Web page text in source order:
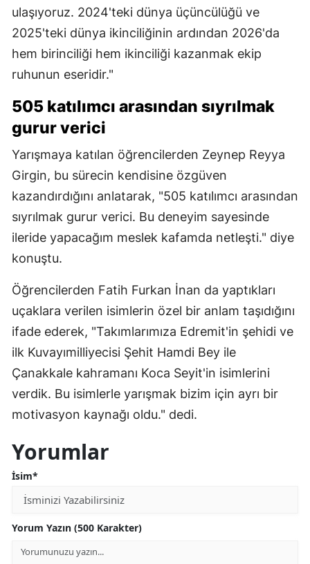
ulaşıyoruz. 2024'teki dünya üçüncülüğü ve
2025'teki dünya ikinciliğinin ardından 2026'da
hem birinciliği hem ikinciliği kazanmak ekip
ruhunun eseridir."
505 katılımcı arasından sıyrılmak
gurur verici
Yarışmaya katılan öğrencilerden Zeynep Reyya
Girgin, bu sürecin kendisine özgüven
kazandırdığını anlatarak, "505 katılımcı arasından
sıyrılmak gurur verici. Bu deneyim sayesinde
ileride yapacağım meslek kafamda netleşti." diye
konuştu.
Öğrencilerden Fatih Furkan İnan da yaptıkları
uçaklara verilen isimlerin özel bir anlam taşıdığını
ifade ederek, "Takımlarımıza Edremit'in şehidi ve
ilk Kuvayımilliyecisi Şehit Hamdi Bey ile
Çanakkale kahramanı Koca Seyit'in isimlerini
verdik. Bu isimlerle yarışmak bizim için ayrı bir
motivasyon kaynağı oldu." dedi.
Yorumlar
İsim*
Yorum Yazın (500 Karakter)